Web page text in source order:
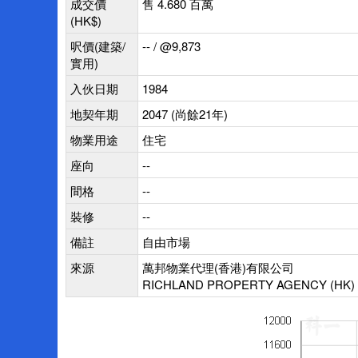
成交價
(HK$)
售 4.680 百萬
呎價(建築/
實用)
-- / @9,873
入伙日期
1984
地契年期
2047 (尚餘21年)
物業用途
住宅
座向
--
間格
--
裝修
--
備註
自由市場
來源
萬邦物業代理(香港)有限公司
RICHLAND PROPERTY AGENCY (HK)